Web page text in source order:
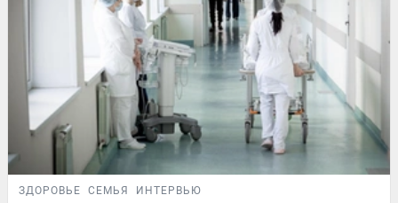
ЗДОРОВЬЕ СЕМЬЯ ИНТЕРВЬЮ